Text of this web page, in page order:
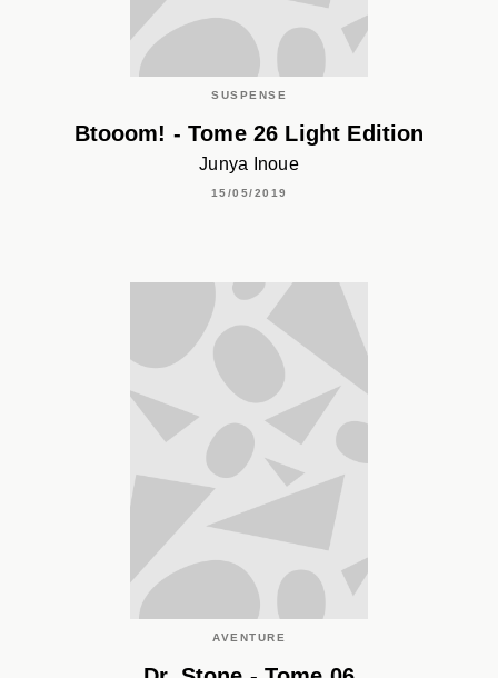
SUSPENSE
Btooom! - Tome 26 Light Edition
Junya Inoue
15/05/2019
AVENTURE